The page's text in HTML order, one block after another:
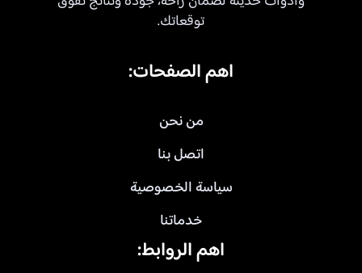
توقعاتك.
اهم الصفحات:
من نحن
اتصل بنا
سياسة الخصوصية
خدماتنا
اهم الروابط: